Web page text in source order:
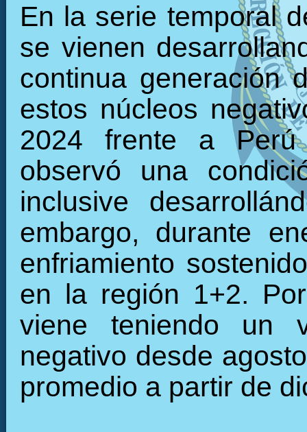
En la serie temporal
se vienen
continua generación
estos núcleos
2024 frente a Perú
observó una
inclusive
embargo, durante
enfriamiento
en la región 1+2.
viene teniendo un
negativo desde
promedio a partir de